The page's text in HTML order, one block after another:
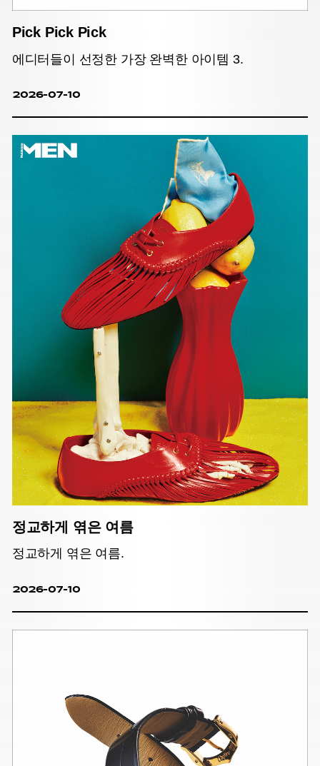
Pick Pick Pick
에디터들이 선정한 가장 완벽한 아이템 3.
2026-07-10
정교하게 엮은 여름
정교하게 엮은 여름.
2026-07-10